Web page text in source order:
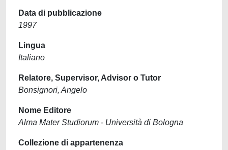
Data di pubblicazione
1997
Lingua
Italiano
Relatore, Supervisor, Advisor o Tutor
Bonsignori, Angelo
Nome Editore
Alma Mater Studiorum - Università di Bologna
Collezione di appartenenza